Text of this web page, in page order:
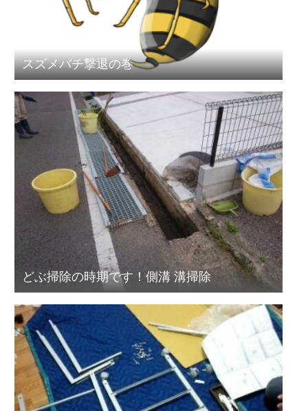
スズメバチ撃退の巻
どぶ掃除の時期です！側溝 溝掃除